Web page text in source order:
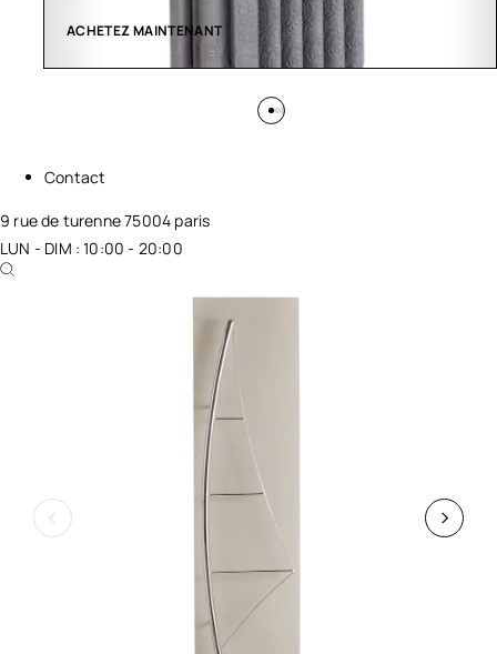
ACHETEZ MAINTENANT
Contact
9 rue de turenne 75004 paris
LUN - DIM : 10:00 - 20:00